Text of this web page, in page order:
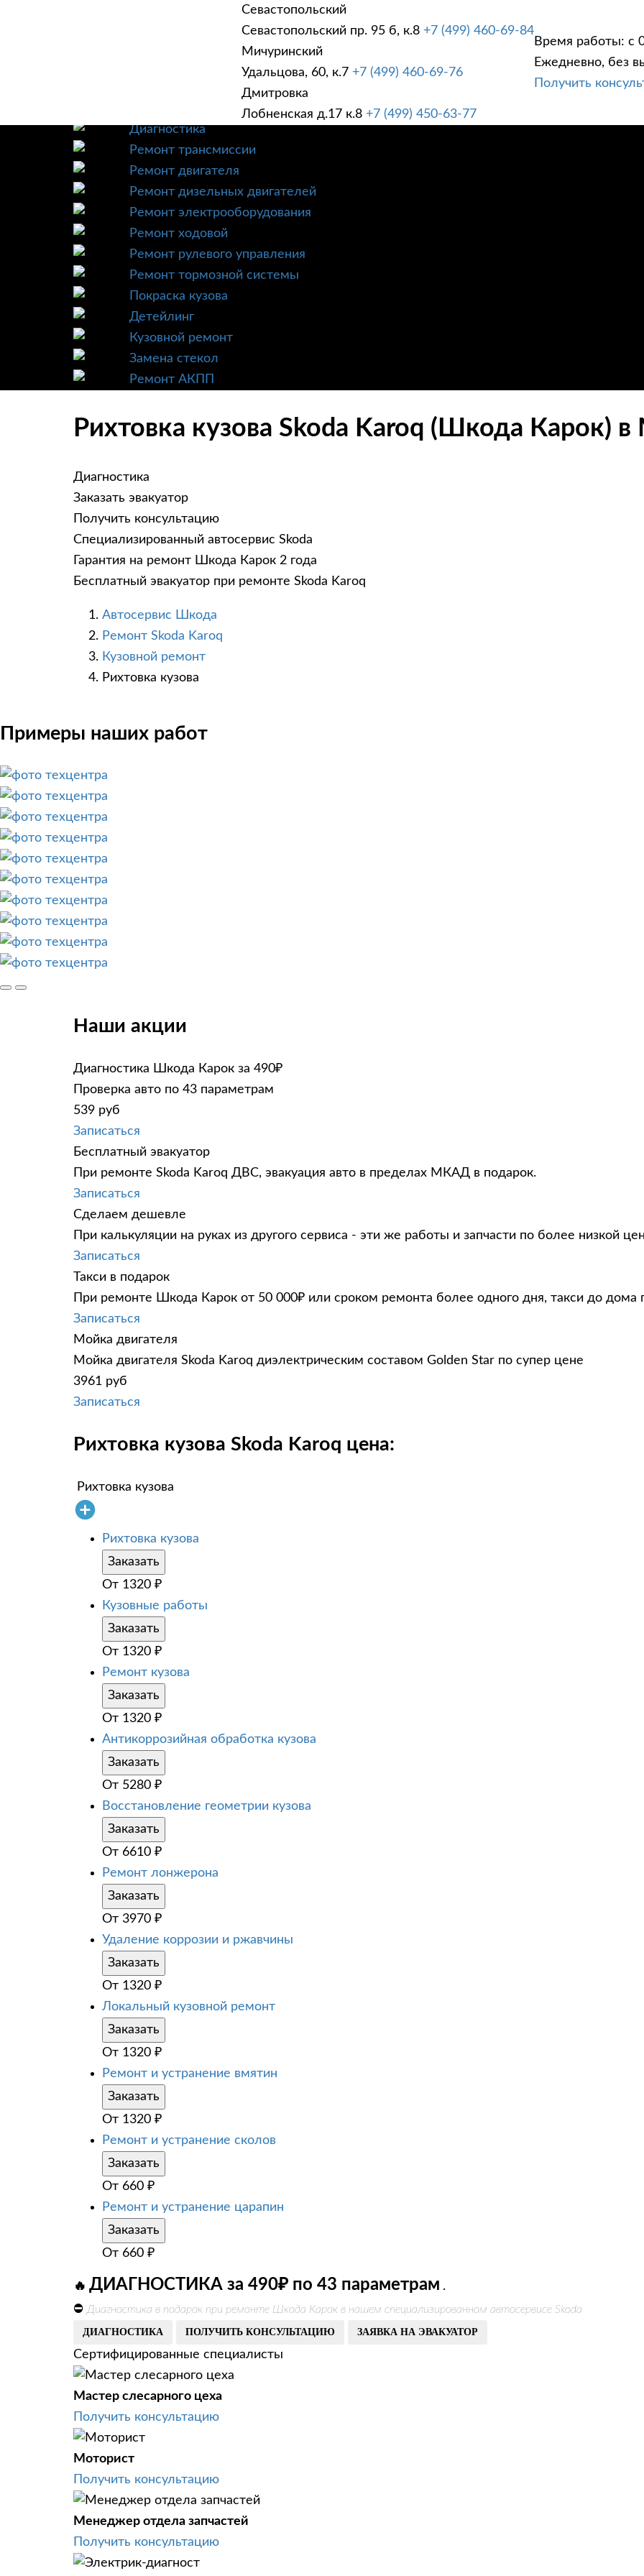
Севастопольский
Севастопольский пр. 95 б, к.8 +7 (499) 460-69-84
Мичуринский
Удальцова, 60, к.7 +7 (499) 460-69-76
Дмитровка
Лобненская д.17 к.8 +7 (499) 450-63-77
Время работы: с
Ежедневно, без
Получить
УСЛУГИ
Техническое обслуживание
Диагностика
Ремонт трансмиссии
Ремонт двигателя
Ремонт дизельных двигателей
Ремонт электрооборудования
Ремонт ходовой
Ремонт рулевого управления
Ремонт тормозной системы
Покраска кузова
Детейлинг
Кузовной ремонт
Замена стекол
Ремонт АКПП
Рихтовка кузова Skoda Karoq (Шкода Карок) в
Диагностика
Заказать эвакуатор
Получить консультацию
Специализированный автосервис Skoda
Гарантия на ремонт Шкода Карок 2 года
Бесплатный эвакуатор при ремонте Skoda Karoq
Автосервис Шкода
Ремонт Skoda Karoq
Кузовной ремонт
Рихтовка кузова
Примеры наших работ
Наши акции
Диагностика Шкода Карок за 490₽
Проверка авто по 43 параметрам
539 руб
Записаться
Бесплатный эвакуатор
При ремонте Skoda Karoq ДВС, эвакуация авто в пределах МКАД в подарок.
Записаться
Сделаем дешевле
При калькуляции на руках из другого сервиса - эти же работы и запчасти по более низкой
Записаться
Такси в подарок
При ремонте Шкода Карок от 50 000₽ или сроком ремонта более одного дня, такси до дома
Записаться
Мойка двигателя
Мойка двигателя Skoda Karoq диэлектрическим составом Golden Star по супер цене
3961 руб
Записаться
Рихтовка кузова Skoda Karoq цена:
Рихтовка кузова
Рихтовка кузова
Заказать
От 1320 ₽
Кузовные работы
Заказать
От 1320 ₽
Ремонт кузова
Заказать
От 1320 ₽
Антикоррозийная обработка кузова
Заказать
От 5280 ₽
Восстановление геометрии кузова
Заказать
От 6610 ₽
Ремонт лонжерона
Заказать
От 3970 ₽
Удаление коррозии и ржавчины
Заказать
От 1320 ₽
Локальный кузовной ремонт
Заказать
От 1320 ₽
Ремонт и устранение вмятин
Заказать
От 1320 ₽
Ремонт и устранение сколов
Заказать
От 660 ₽
Ремонт и устранение царапин
Заказать
От 660 ₽
🔥 ДИАГНОСТИКА за 490₽ по 43 параметрам .
⛔ Диагностика в подарок при ремонте Шкода Карок в нашем специализированном автосервисе Skoda
ДИАГНОСТИКА ПОЛУЧИТЬ КОНСУЛЬТАЦИЮ ЗАЯВКА НА ЭВАКУАТОР
Сертифицированные специалисты
Мастер слесарного цеха
Получить консультацию
Моторист
Получить консультацию
Менеджер отдела запчастей
Получить консультацию